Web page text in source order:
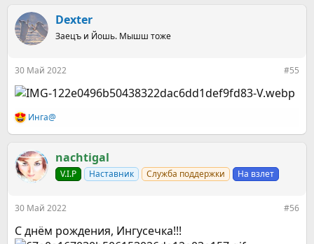
к
ц
и
Dexter
Заецъ и Йошь. Мышш тоже
30 Май 2022 #55
Р
е
к
ц
и
Инга@
nachtigal
V.I.P Наставник Служба поддержки На взлет
30 Май 2022 #56
С днём рождения, Ингусечка!!!